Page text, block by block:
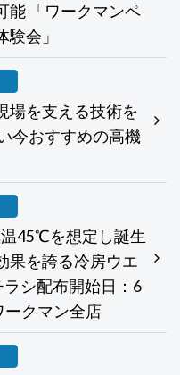
「ワークマンペ
会」
場を支える技術を
今おすすめの高機
温45℃を想定し誕生
果を誇る冷房ウエ
シ配布開始日：6
クマン全店